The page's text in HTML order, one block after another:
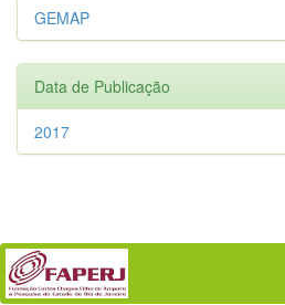
GEMAP
Data de Publicação
2017